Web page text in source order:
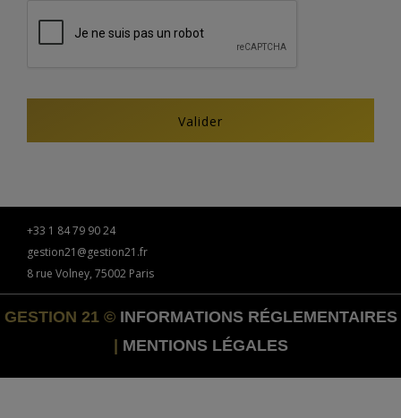
+33 1 84 79 90 24
gestion21@gestion21.fr
8 rue Volney, 75002 Paris
GESTION 21 © INFORMATIONS RÉGLEMENTAIRES
MENTIONS LÉGALES